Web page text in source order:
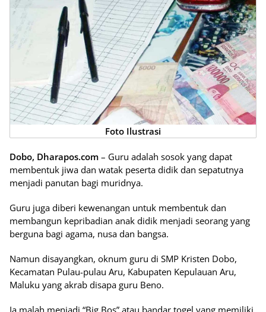
Foto Ilustrasi
Dobo, Dharapos.com – Guru adalah sosok yang dapat
membentuk jiwa dan watak peserta didik dan sepatutnya
menjadi panutan bagi muridnya.
Guru juga diberi kewenangan untuk membentuk dan
membangun kepribadian anak didik menjadi seorang yang
berguna bagi agama, nusa dan bangsa.
Namun disayangkan, oknum guru di SMP Kristen Dobo,
Kecamatan Pulau-pulau Aru, Kabupaten Kepulauan Aru,
Maluku yang akrab disapa guru Beno.
Ia malah menjadi “Big Bos” atau bandar togel yang memiliki